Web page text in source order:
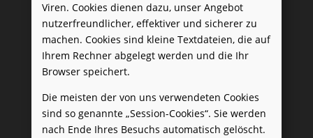
Viren. Cookies dienen dazu, unser Angebot
nutzerfreundlicher, effektiver und sicherer zu
machen. Cookies sind kleine Textdateien, die auf
Ihrem Rechner abgelegt werden und die Ihr
Browser speichert.
Die meisten der von uns verwendeten Cookies
sind so genannte „Session-Cookies“. Sie werden
nach Ende Ihres Besuchs automatisch gelöscht.